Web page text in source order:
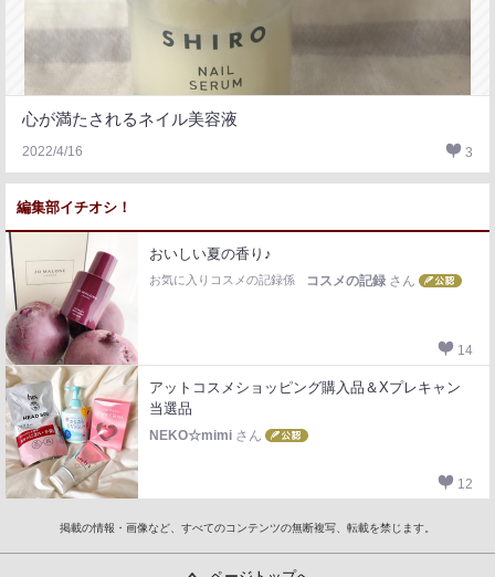
心が満たされるネイル美容液
2022/4/16 3
編集部イチオシ！
おいしい夏の香り♪
お気に入りコスメの記録係 コスメの記録 さん
14
アットコスメショッピング購入品＆Xプレキャン
当選品
NEKO☆mimi さん
12
掲載の情報・画像など、すべてのコンテンツの無断複写、転載を禁じます。